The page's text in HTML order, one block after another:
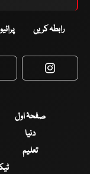
رابطہ کریں
صفحۂ اول
دنیا
تعلیم